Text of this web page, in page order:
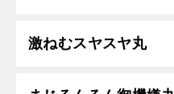
激ねむスヤスヤ丸